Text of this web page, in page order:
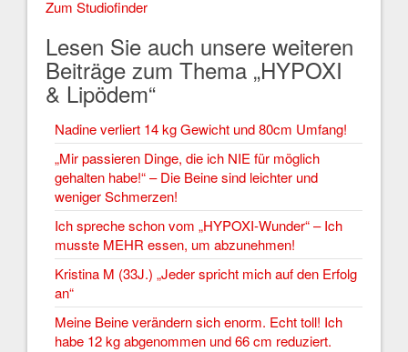
Zum Studiofinder
Lesen Sie auch unsere weiteren
Beiträge zum Thema „HYPOXI
& Lipödem“
Nadine verliert 14 kg Gewicht und 80cm Umfang!
„Mir passieren Dinge, die ich NIE für möglich
gehalten habe!“ – Die Beine sind leichter und
weniger Schmerzen!
Ich spreche schon vom „HYPOXI-Wunder“ – Ich
musste MEHR essen, um abzunehmen!
Kristina M (33J.) „Jeder spricht mich auf den Erfolg
an“
Meine Beine verändern sich enorm. Echt toll! Ich
habe 12 kg abgenommen und 66 cm reduziert.